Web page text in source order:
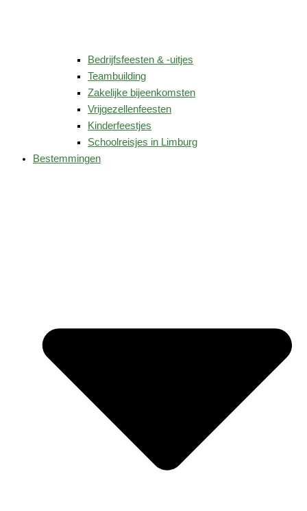
Bedrijfsfeesten & -uitjes
Teambuilding
Zakelijke bijeenkomsten
Vrijgezellenfeesten
Kinderfeestjes
Schoolreisjes in Limburg
Bestemmingen